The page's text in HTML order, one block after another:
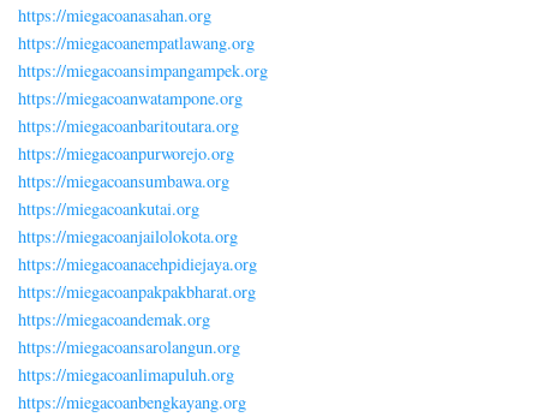
https://miegacoanasahan.org
https://miegacoanempatlawang.org
https://miegacoansimpangampek.org
https://miegacoanwatampone.org
https://miegacoanbaritoutara.org
https://miegacoanpurworejo.org
https://miegacoansumbawa.org
https://miegacoankutai.org
https://miegacoanjailolokota.org
https://miegacoanacehpidiejaya.org
https://miegacoanpakpakbharat.org
https://miegacoandemak.org
https://miegacoansarolangun.org
https://miegacoanlimapuluh.org
https://miegacoanbengkayang.org